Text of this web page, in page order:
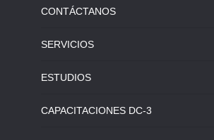
CONTÁCTANOS
SERVICIOS
ESTUDIOS
CAPACITACIONES DC-3